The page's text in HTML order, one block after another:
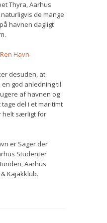
Thyra, Aarhus
de mange
havnen dagligt
Havn
desuden, at
god anledning til
af havnen og
del i et maritimt
helt særligt for
er Sager der
Studenter
Aarhus
Kajakklub.